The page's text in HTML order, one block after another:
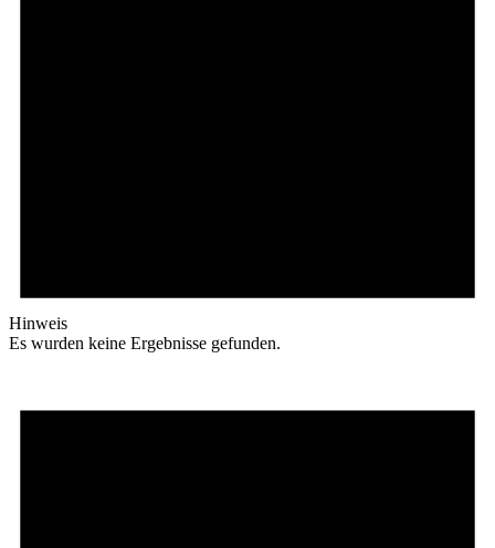
Hinweis
Es wurden keine Ergebnisse gefunden.